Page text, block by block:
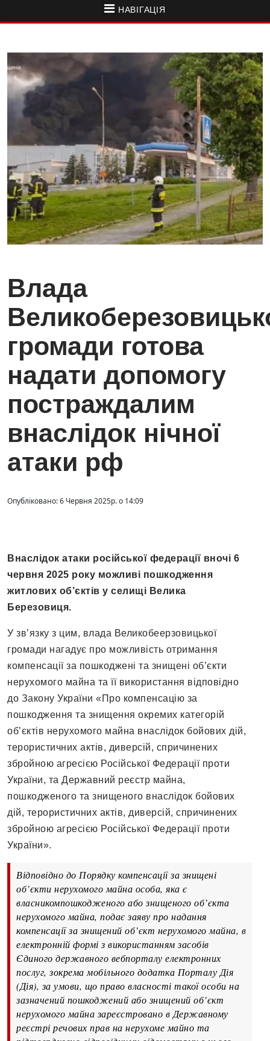
НАВІГАЦІЯ
Влада
громади готова
надати допомогу
постраждалим
внаслідок нічної
атаки рф
Опубліковано: 6 Червня 2025р. о 14:09
Внаслідок атаки російської федерації вночі 6
червня 2025 року можливі пошкодження
житлових об’єктів у селищі Велика
Березовиця.
У зв’язку з цим, влада Великобеерзовицької
громади нагадує про можливість отримання
компенсації за пошкоджені та знищені об’єкти
нерухомого майна та її використання відповідно
до Закону України «Про компенсацію за
пошкодження та знищення окремих категорій
об’єктів нерухомого майна внаслідок бойових дій,
терористичних актів, диверсій, спричинених
збройною агресією Російської Федерації проти
України, та Державний реєстр майна,
пошкодженого та знищеного внаслідок бойових
дій, терористичних актів, диверсій, спричинених
збройною агресією Російської Федерації проти
України».
Відповідно до Порядку компенсації за знищені
об’єкти нерухомого майна особа, яка є
власникомпошкодженого або знищеного об’єкта
нерухомого майна, подає заяву про надання
компенсації за знищений об’єкт нерухомого майна, в
електронній формі з використанням засобів
Єдиного державного вебпорталу електронних
послуг, зокрема мобільного додатка Порталу Дія
(Дія), за умови, що право власності такої особи на
зазначений пошкоджений або знищений об’єкт
нерухомого майна зареєстровано в Державному
реєстрі речових прав на нерухоме майно та